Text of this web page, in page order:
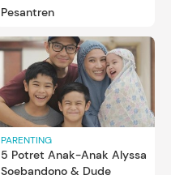
Pesantren
PARENTING
5 Potret Anak-Anak Alyssa
Soebandono & Dude